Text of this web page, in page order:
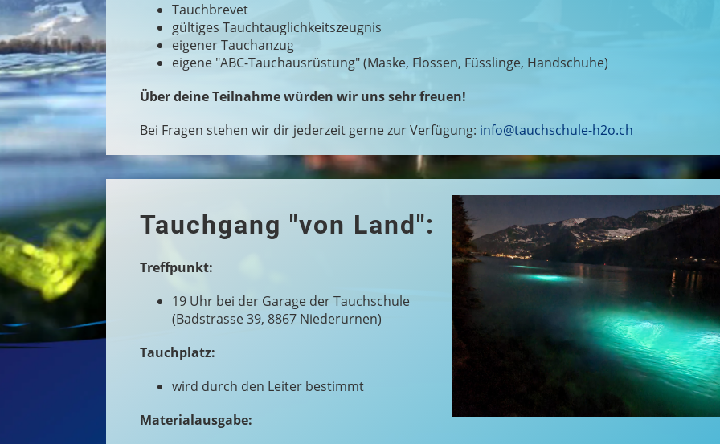
Tauchbrevet
gültiges Tauchtauglichkeitszeugnis
eigener Tauchanzug
eigene "ABC-Tauchausrüstung" (Maske, Flossen, Füsslinge, Handschuhe)
Über deine Teilnahme würden wir uns sehr freuen!
Bei Fragen stehen wir dir jederzeit gerne zur Verfügung: info@tauchschule-h2o.ch
Tauchgang "von Land":
Treffpunkt:
19 Uhr bei der Garage der Tauchschule
(Badstrasse 39, 8867 Niederurnen)
Tauchplatz:
wird durch den Leiter bestimmt
Materialausgabe: